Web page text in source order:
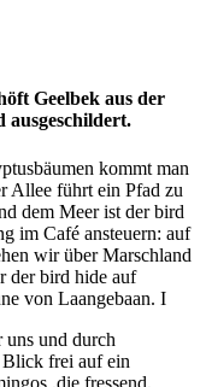
Geelbek aus der
kommt man
Allee führt ein Pfad zu
dem Meer ist der bird
im Café ansteuern: auf
wir über Marschland
der bird hide auf
von Laangebaan. I
uns und durch
Blick frei auf ein
,die fressend,